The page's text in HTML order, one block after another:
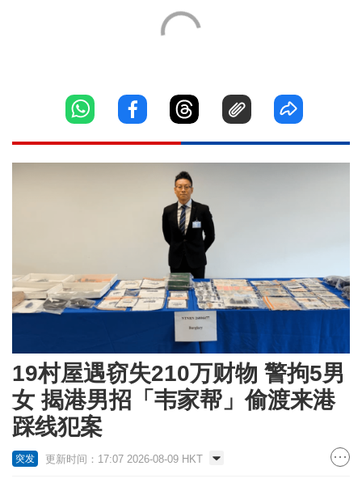
19村屋遇窃失210万财物 警拘5男
女 揭港男招「韦家帮」偷渡来港
踩线犯案
突发 更新时间：17:07 2026-08-09 HKT